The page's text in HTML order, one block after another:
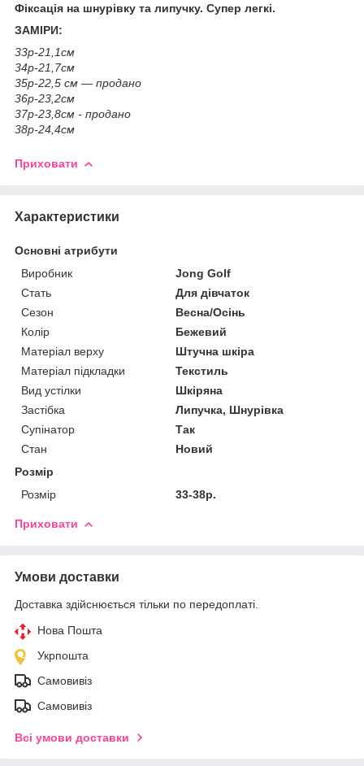
Фіксація на шнурівку та липучку. Супер легкі.
ЗАМІРИ:
33р-21,1см
34р-21,7см
35р-22,5 см — продано
36р-23,2см
37р-23,8см - продано
38р-24,4см
Приховати
Характеристики
Основні атрибути
Виробник
Jong Golf
Стать
Для дівчаток
Сезон
Весна/Осінь
Колір
Бежевий
Матеріал верху
Штучна шкіра
Матеріал підкладки
Текстиль
Вид устілки
Шкіряна
Застібка
Липучка, Шнурівка
Супінатор
Так
Стан
Новий
Розмір
Розмір
33-38р.
Приховати
Умови доставки
Доставка здійснюється тільки по передоплаті.
Нова Пошта
Укрпошта
Самовивіз
Самовивіз
Всі умови доставки